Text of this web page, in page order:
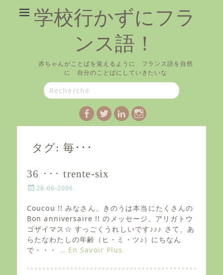
学校行かずにフラ
ンス語！
赤ちゃんがことばを覚えるように フランス語を自然
に 自分のことばにしていきたいな
Search
for:
Facebook
TwitterLinkedIn
Instagram
タグ: 毎･･･
36 ･･･ trente-six
P
s
t
e
d
o
n
28-06-2006
Coucou !! みなさん、きのうは本当にたくさんの
Bon anniversaire !! のメッセージ、アリガトウ
ゴザイマス☆ すっごくうれしいです♪♪♪ さて、あ
らたなわたしの年齢（ヒ・ミ・ツ♪）にちなん
で・・・ … En Savoir Plus